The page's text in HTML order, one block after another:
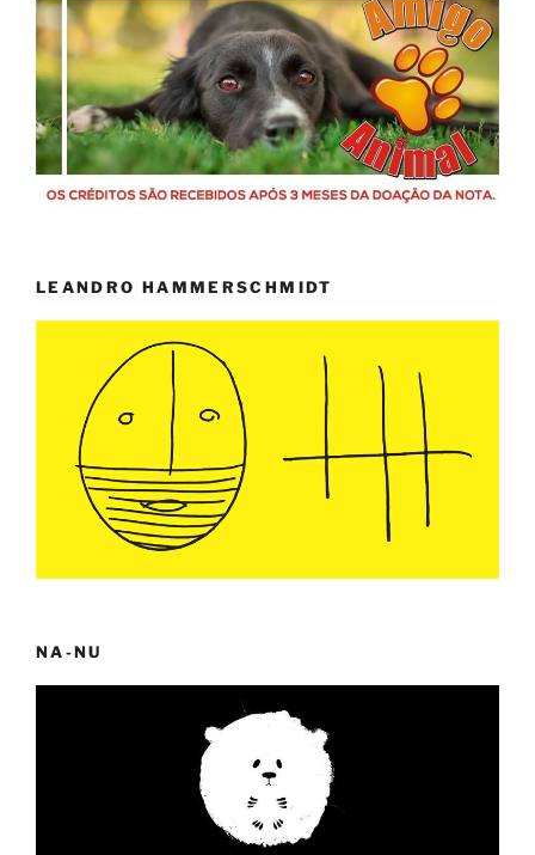
LEANDRO HAMMERSCHMIDT
NA-NU